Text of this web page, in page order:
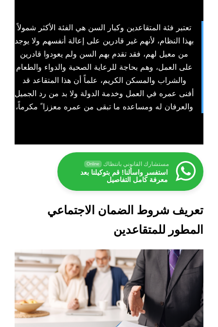
تعتبر فئة المتقاعدين وكبار السن هي الفئة الأكثر شمولاً
بهذا النظام، لأنهم غير قادرين على إعالة أنفسهم ولا يوجد
من معيل لهم، فقد تقدم بهم السن ولم يعودوا قادرين
على العمل، وهم بحاجة للرعاية الصحية والدواء والطعام
والشراب والمسكن الكريم، علماً أن هذا المتقاعد قد
أفنى عمره في العمل وخدمة الدولة ولا بد من رد الجميل
والعرفان له ومساعده ما تبقى من عمره معززا ً مكرماً،
مستشارك القانوني بانتظاك Online
استفسر واسألنا! قم بتوكيلنا بعد
معرفة كامل التفاصيل
تعريف شروط الضمان الاجتماعي
المطور للمتقاعدين